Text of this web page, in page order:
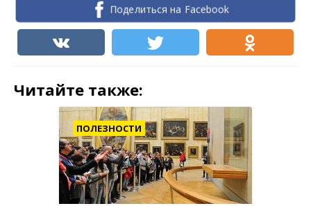
Поделиться на Facebook
Читайте также:
ПОЛЕЗНОСТИ